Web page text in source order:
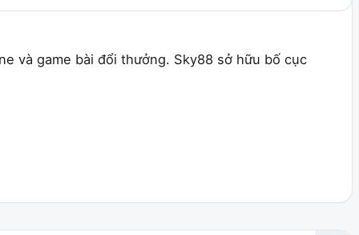
và game bài đổi thưởng. Sky88 sở hữu bố cục